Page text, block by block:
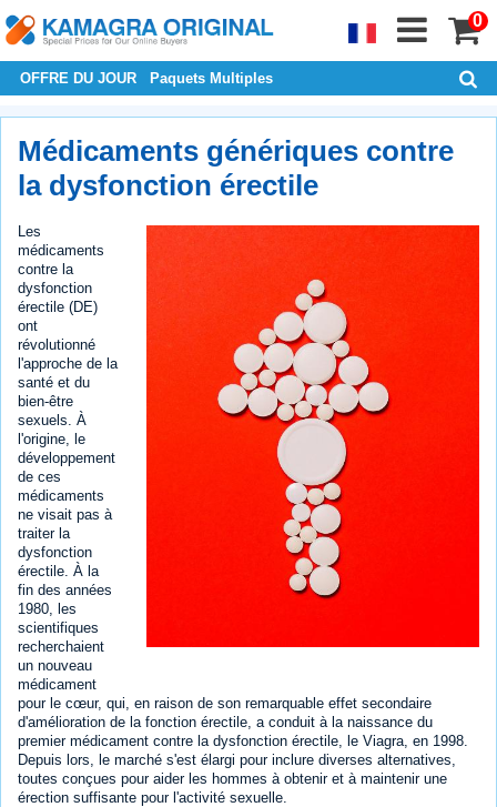
0
OFFRE DU JOUR Paquets Multiples
Médicaments génériques contre
la dysfonction érectile
Les
médicaments
contre la
dysfonction
érectile (DE)
ont
révolutionné
l'approche de la
santé et du
bien-être
sexuels. À
l'origine, le
développement
de ces
médicaments
ne visait pas à
traiter la
dysfonction
érectile. À la
fin des années
1980, les
scientifiques
recherchaient
un nouveau
médicament
pour le cœur, qui, en raison de son remarquable effet secondaire
d'amélioration de la fonction érectile, a conduit à la naissance du
premier médicament contre la dysfonction érectile, le Viagra, en 1998.
Depuis lors, le marché s'est élargi pour inclure diverses alternatives,
toutes conçues pour aider les hommes à obtenir et à maintenir une
érection suffisante pour l'activité sexuelle.